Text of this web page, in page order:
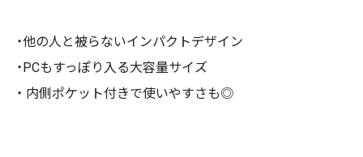
・他の人と被らないインパクトデザイン
・PCもすっぽり入る大容量サイズ
・ 内側ポケット付きで使いやすさも◎